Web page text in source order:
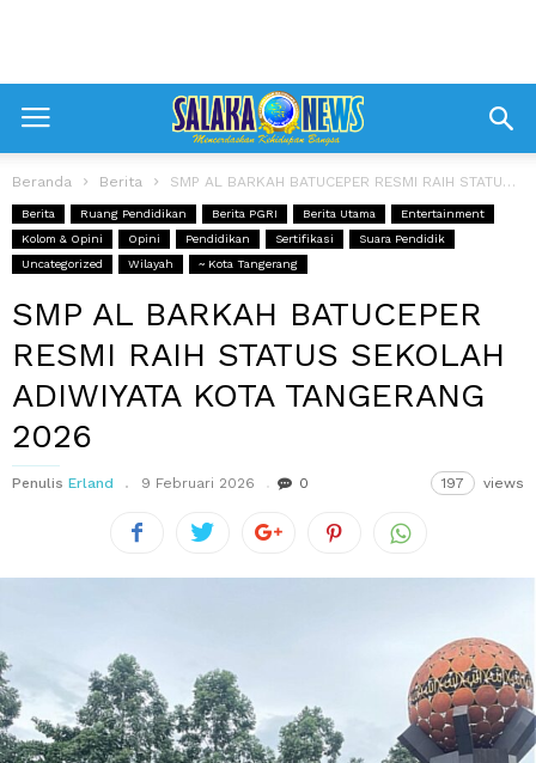
Beranda Berita SMP AL BARKAH BATUCEPER RESMI RAIH STATUS SEKOLAH ADIWIYATA KOTA TANGERANG 2026
Berita Ruang Pendidikan Berita PGRI Berita Utama
Entertainment
Kolom & Opini
Opini Pendidikan Sertifikasi
Suara Pendidik
Uncategorized
Wilayah ~ Kota Tangerang
SMP AL BARKAH BATUCEPER
RESMI RAIH STATUS SEKOLAH
ADIWIYATA KOTA TANGERANG
2026
Penulis Erland 9 Februari 2026 0 197 views